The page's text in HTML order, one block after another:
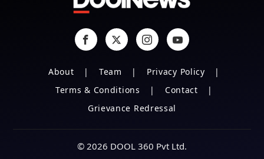
About Team
Privacy Policy
Terms & Conditions
Contact
Grievance Redressal
© 2026 DOOL 360 Pvt Ltd.